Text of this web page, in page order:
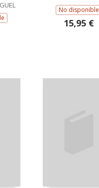
No disponible
15,95 €